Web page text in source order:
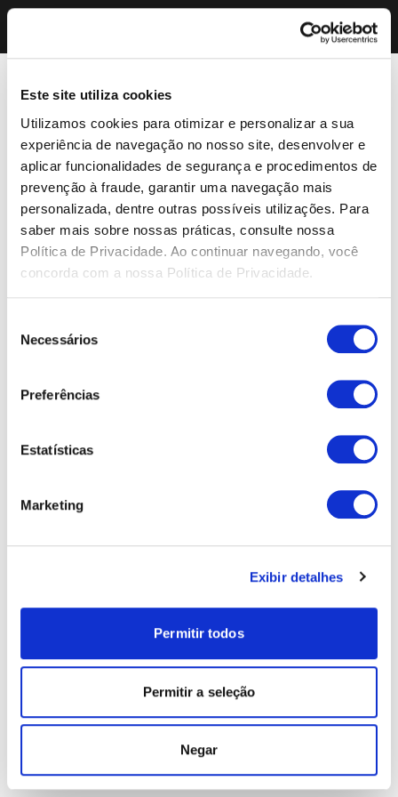
Este site utiliza cookies
Utilizamos cookies para otimizar e personalizar a sua
experiência de navegação no nosso site, desenvolver e
aplicar funcionalidades de segurança e procedimentos de
prevenção à fraude, garantir uma navegação mais
personalizada, dentre outras possíveis utilizações. Para
saber mais sobre nossas práticas, consulte nossa
Política de Privacidade. Ao continuar navegando, você
concorda com a nossa Política de Privacidade.
Necessários
Preferências
Estatísticas
Marketing
Exibir detalhes
Permitir todos
Permitir a seleção
Negar